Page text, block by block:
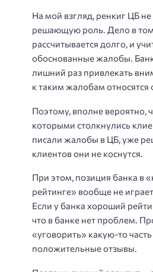
На мой взгляд, ренкиг ЦБ
решающую роль. Дело в том,
рассчитывается долго, и
обоснованные жалобы.
лишний раз привлекать
к таким жалобам относятся
Поэтому, вполне вероятно,
которыми столкнулись
писали жалобы в ЦБ, уже
клиентов они не коснутся.
При этом, позиция банка в
рейтинге» вообще не
Если у банка хороший
что в банке нет проблем.
«уговорить» какую-то
положительные отзывы.